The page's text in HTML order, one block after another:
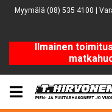
Myymälä (08) 535 4100 |
Ilmainen